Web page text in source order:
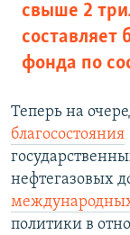
свыше 2
составляет
фонда по
Теперь на
благосостояния
нефтегазовых
политики в